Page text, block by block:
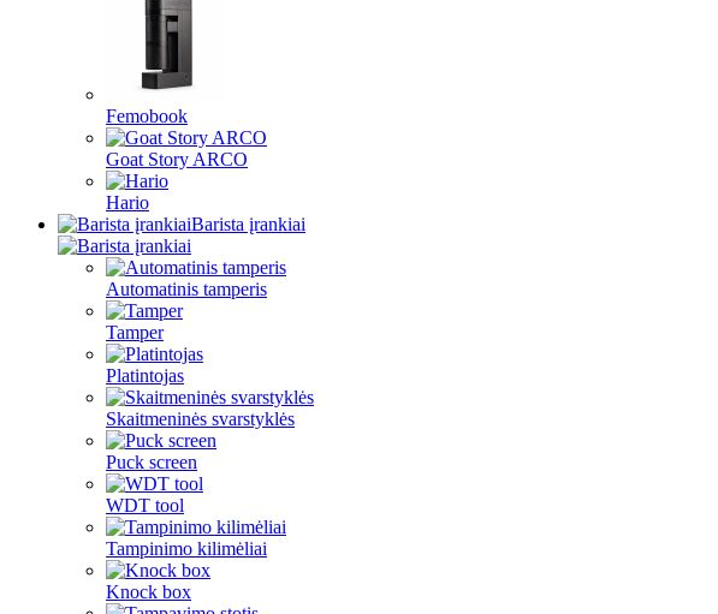
Femobook
Goat Story ARCO
Hario
Barista įrankiai
Automatinis tamperis
Tamper
Platintojas
Skaitmeninės svarstyklės
Puck screen
WDT tool
Tampinimo kilimėliai
Knock box